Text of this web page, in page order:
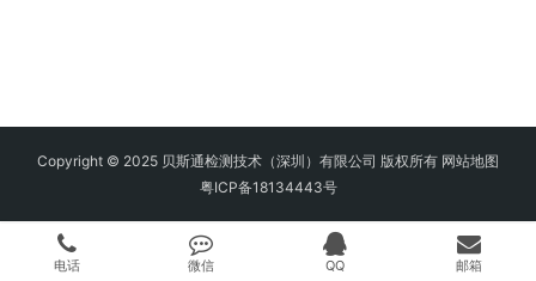
Copyright © 2025 贝斯通检测技术（深圳）有限公司 版权所有 网站地图
粤ICP备18134443号
电话 微信 QQ 邮箱